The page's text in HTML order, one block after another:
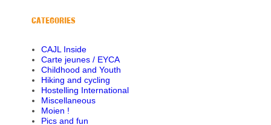
CATEGORIES
CAJL Inside
Carte jeunes / EYCA
Childhood and Youth
Hiking and cycling
Hostelling International
Miscellaneous
Moien !
Pics and fun